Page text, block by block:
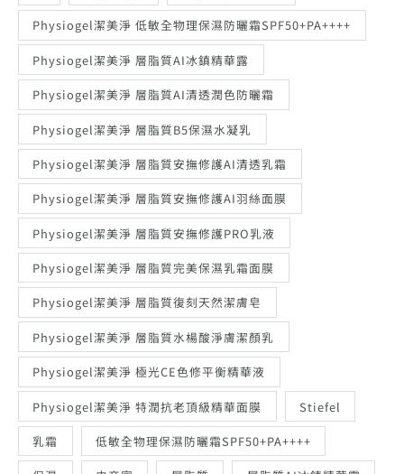
Physiogel潔美淨 低敏全物理保濕防曬霜SPF50+PA++++
Physiogel潔美淨 層脂質AI冰鎮精華露
Physiogel潔美淨 層脂質AI清透潤色防曬霜
Physiogel潔美淨 層脂質B5保濕水凝乳
Physiogel潔美淨 層脂質安撫修護AI清透乳霜
Physiogel潔美淨 層脂質安撫修護AI羽絲面膜
Physiogel潔美淨 層脂質安撫修護PRO乳液
Physiogel潔美淨 層脂質完美保濕乳霜面膜
Physiogel潔美淨 層脂質復刻天然潔膚皂
Physiogel潔美淨 層脂質水楊酸淨膚潔顏乳
Physiogel潔美淨 極光CE色修平衡精華液
Physiogel潔美淨 特潤抗老頂級精華面膜 Stiefel
乳霜 低敏全物理保濕防曬霜SPF50+PA++++